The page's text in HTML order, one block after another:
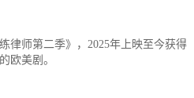
律师第二季》，2025年上映至今获得
欧美剧。